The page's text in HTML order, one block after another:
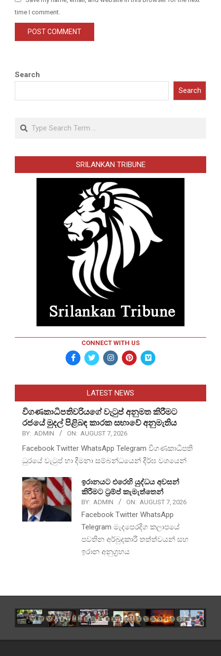
time I comment.
Search
Search
Search
SRILANKAN TRIBUNE
CONNECT WITH US
LATEST NEWS
විගණකාධිපතිවරියගේ වැටුප් අනුමත කිරීමට
රජයේ මුදල් පිළිබඳ කාරක සභාවේ අනුමැතිය
BY: ADMIN ON: AUGUST 7, 2026
Facebook Twitter WhatsApp Telegram විගණකාධිපති
ධුරයේ වැටුප් හා දීමනා සම්බන්ධයෙන් දීර්ඝ වශයෙන්
ඉරානයට එරෙහි යුද්ධය අවසන්
කිරීමට ට්‍රම්ප් කැමැත්තෙන්
BY: ADMIN ON: AUGUST 7, 2026
Facebook Twitter WhatsApp
Telegram මැදපෙරදිග කලාපයේ
පවතින අර්බුදකාරී තත්ත්වයන් සහ
ඉරාන අනුග්‍රහය